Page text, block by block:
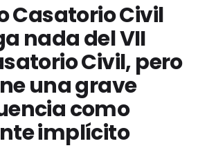
Casatorio Civil
nada del VII
Civil, pero
una grave
como
implícito